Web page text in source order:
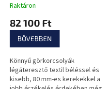
Raktáron
82 100 Ft
BŐVEBBEN
Könnyű görkorcsolyák
légáteresztő textil béléssel és
kisebb, 80 mm-es kerekekkel a